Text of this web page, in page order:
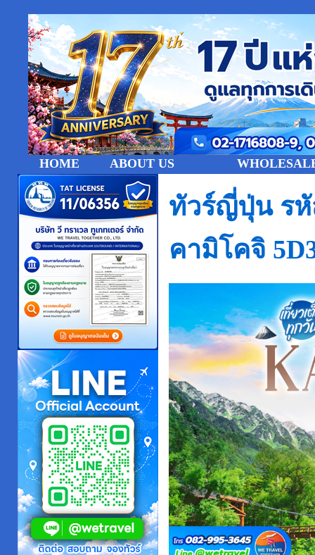
HOME ABOUT US
ทัวร์ญี่ปุ่น รหั
คามิโคจิ